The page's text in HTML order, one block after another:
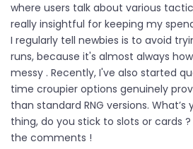
where users talk about various
really insightful for keeping my
I regularly tell newbies is to avoid
runs, because it's almost always
messy . Recently, I've also started
time croupier options genuinely
than standard RNG versions.
thing, do you stick to slots or cards ?
the comments !